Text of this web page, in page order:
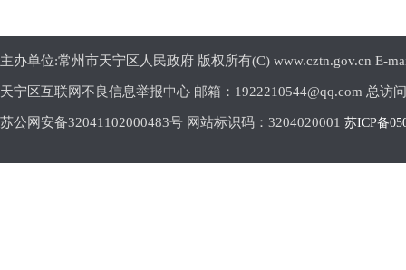
主办单位:常州市天宁区人民政府 版权所有(C) www.cztn.gov.cn E-
天宁区互联网不良信息举报中心 邮箱：1922210544@qq.com 总访
苏公网安备32041102000483号 网站标识码：3204020001 苏ICP备